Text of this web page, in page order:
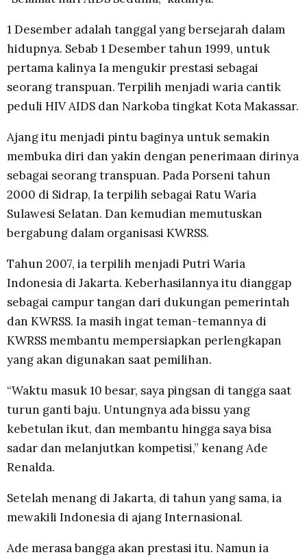
1 Desember adalah tanggal yang bersejarah dalam
hidupnya. Sebab 1 Desember tahun 1999, untuk
pertama kalinya Ia mengukir prestasi sebagai
seorang transpuan. Terpilih menjadi waria cantik
peduli HIV AIDS dan Narkoba tingkat Kota Makassar.
Ajang itu menjadi pintu baginya untuk semakin
membuka diri dan yakin dengan penerimaan dirinya
sebagai seorang transpuan. Pada Porseni tahun
2000 di Sidrap, Ia terpilih sebagai Ratu Waria
Sulawesi Selatan. Dan kemudian memutuskan
bergabung dalam organisasi KWRSS.
Tahun 2007, ia terpilih menjadi Putri Waria
Indonesia di Jakarta. Keberhasilannya itu dianggap
sebagai campur tangan dari dukungan pemerintah
dan KWRSS. Ia masih ingat teman-temannya di
KWRSS membantu mempersiapkan perlengkapan
yang akan digunakan saat pemilihan.
“Waktu masuk 10 besar, saya pingsan di tangga saat
turun ganti baju. Untungnya ada bissu yang
kebetulan ikut, dan membantu hingga saya bisa
sadar dan melanjutkan kompetisi,” kenang Ade
Renalda.
Setelah menang di Jakarta, di tahun yang sama, ia
mewakili Indonesia di ajang Internasional.
Ade merasa bangga akan prestasi itu. Namun ia